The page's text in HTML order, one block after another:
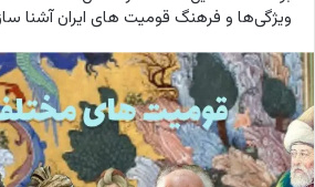
ویژگی‌ها و فرهنگ قومیت های ایران آشنا